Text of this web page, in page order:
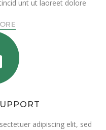
unt ut laoreet dolore
adipiscing elit, sed